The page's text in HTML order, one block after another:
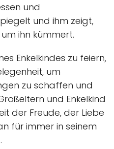
und
und ihm zeigt,
ihn kümmert.
Enkelkindes zu feiern,
um
zu schaffen und
und Enkelkind
der Freude, der Liebe
für immer in seinem